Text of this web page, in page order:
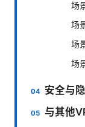
场
场
场
场
安全与
与其他